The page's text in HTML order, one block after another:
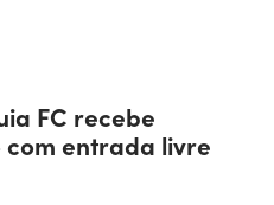
FC recebe
com entrada livre